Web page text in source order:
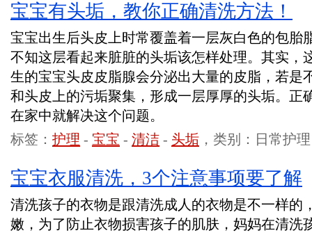
宝宝有头垢，教你正确清洗方法！
宝宝出生后头皮上时常覆盖着一层灰白色的包胎
不知这层看起来脏脏的头垢该怎样处理。其实，
生的宝宝头皮皮脂腺会分泌出大量的皮脂，若是
和头皮上的污垢聚集，形成一层厚厚的头垢。正
在家中就解决这个问题。
标签： 护理 - 宝宝 - 清洁 - 头垢 ，类别：日常护理
宝宝衣服清洗，3个注意事项要了解
清洗孩子的衣物是跟清洗成人的衣物是不一样的
嫩，为了防止衣物损害孩子的肌肤，妈妈在清洗